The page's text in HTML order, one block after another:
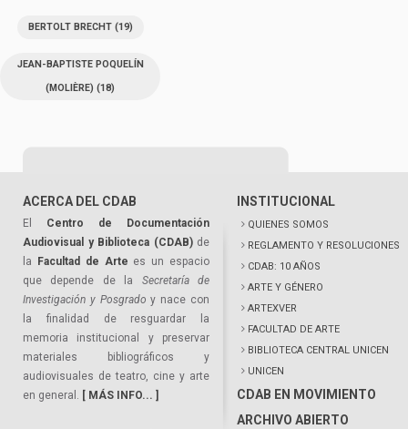
BERTOLT BRECHT(19)
JEAN-BAPTISTE POQUELÍN
(MOLIÈRE) (18)
ACERCA DEL CDAB
El Centro de Documentación
Audiovisual y Biblioteca (CDAB)de
la
Facultad de Arte es un espacio
que depende de la Secretaría de
Investigación y Posgrado y nace con
la finalidad de resguardar la
memoria institucional y preservar
materiales bibliográficos y
audiovisuales de teatro, cine y arte
en general. [ MÁS INFO... ]
INSTITUCIONAL
QUIENES SOMOS
REGLAMENTO Y RESOLUCIONES
CDAB: 10 AÑOS
ARTE Y GÉNERO
ARTEXVER
FACULTAD DE ARTE
BIBLIOTECA CENTRAL UNICEN
UNICEN
CDAB EN MOVIMIENTO
ARCHIVO ABIERTO